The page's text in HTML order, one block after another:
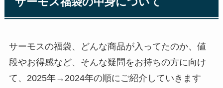
サーモスの福袋、どんな商品が入ってたのか、値
段やお得感など、そんな疑問をお持ちの方に向け
て、2025年→2024年の順にご紹介していきます